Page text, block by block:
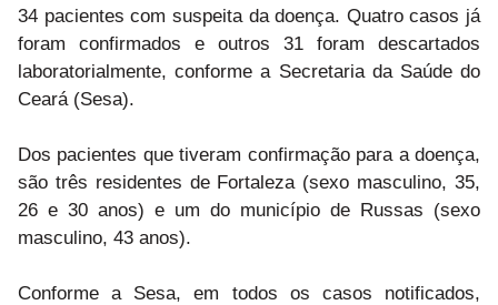
34 pacientes com suspeita da doença. Quatro casos já
foram confirmados e outros 31 foram descartados
laboratorialmente, conforme a Secretaria da Saúde do
Ceará (Sesa).
Dos pacientes que tiveram confirmação para a doença,
são três residentes de Fortaleza (sexo masculino, 35,
26 e 30 anos) e um do município de Russas (sexo
masculino, 43 anos).
Conforme a Sesa, em todos os casos notificados,